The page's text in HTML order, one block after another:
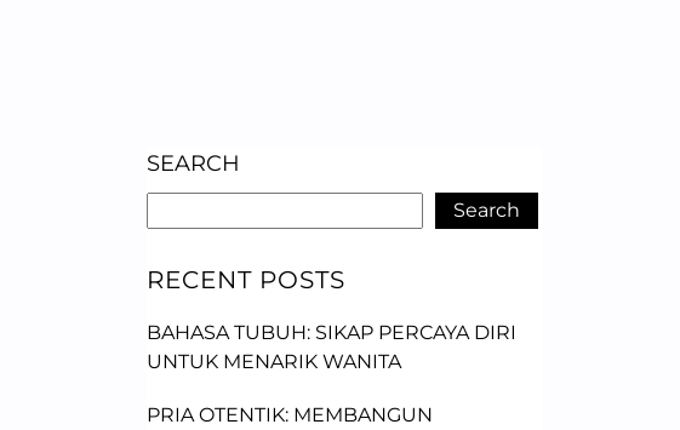
SEARCH
Search
RECENT POSTS
BAHASA TUBUH: SIKAP PERCAYA DIRI
UNTUK MENARIK WANITA
PRIA OTENTIK: MEMBANGUN